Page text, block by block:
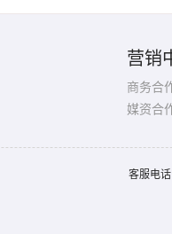
营销
商务合
媒资合
客服电